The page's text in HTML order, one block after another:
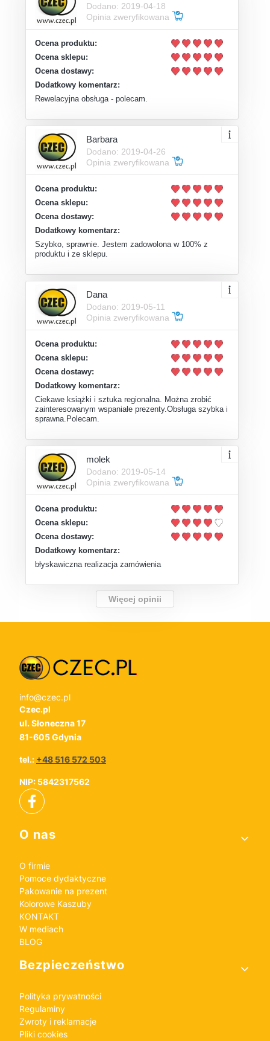
Dodano: 2019-04-18
Opinia zweryfikowana
Ocena produktu:
Ocena sklepu:
Ocena dostawy:
Dodatkowy komentarz:
Rewelacyjna obsługa - polecam.
Barbara
Dodano: 2019-04-26
Opinia zweryfikowana
Ocena produktu:
Ocena sklepu:
Ocena dostawy:
Dodatkowy komentarz:
Szybko, sprawnie. Jestem zadowolona w 100% z
produktu i ze sklepu.
Dana
Dodano: 2019-05-11
Opinia zweryfikowana
Ocena produktu:
Ocena sklepu:
Ocena dostawy:
Dodatkowy komentarz:
Ciekawe książki i sztuka regionalna. Można zrobić
zainteresowanym wspaniałe prezenty.Obsługa szybka i
sprawna.Polecam.
molek
Dodano: 2019-05-14
Opinia zweryfikowana
Ocena produktu:
Ocena sklepu:
Ocena dostawy:
Dodatkowy komentarz:
błyskawiczna realizacja zamówienia
Więcej opinii
info@czec.pl
Czec.pl
ul. Słoneczna 17
81-605 Gdynia
tel.: +48 516 572 503
NIP: 5842317562
Linki w stopce
O nas
O firmie
Pomoce dydaktyczne
Pakowanie na prezent
Kolorowe Kaszuby
KONTAKT
W mediach
BLOG
Bezpieczeństwo
Polityka prywatności
Regulaminy
Zwroty i reklamacje
Pliki cookies